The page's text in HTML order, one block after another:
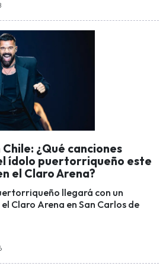
¿Qué canciones
ídolo puertorriqueño este
el Claro Arena?
llegará con un
Claro Arena en San Carlos de